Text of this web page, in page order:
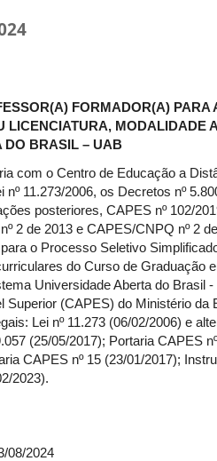
FORMADOR(A) PARA
MODALIDADE
DO BRASIL – UAB
com o Centro de Educação a
11.273/2006, os Decretos nº
posteriores, CAPES nº 102/
2 de 2013 e CAPES/CNPQ nº 2
o Processo Seletivo
do Curso de Graduação
Universidade Aberta do Brasil
(CAPES) do Ministério da
Lei nº 11.273 (06/02/2006) e
(25/05/2017); Portaria CAPES
CAPES nº 15 (23/01/2017);
2023).
08/2024